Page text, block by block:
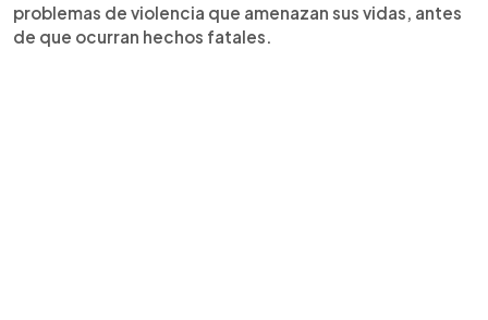
problemas de violencia que amenazan sus vidas, antes
de que ocurran hechos fatales.